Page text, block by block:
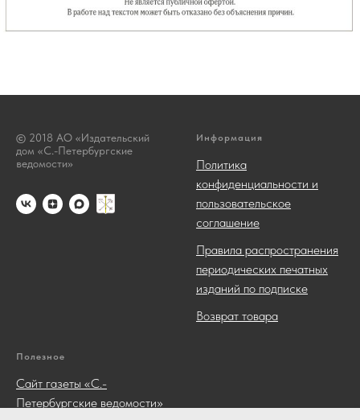
© 2018 АО «Издательский
дом «С.-Петербургские
ведомости»
Информация
Политика
конфиденциальности и
пользовательское
соглашение
Правила распространения
периодических печатных
изданий по подписке
Возврат товара
Полезное
Сайт газеты «С.-
Петербургские ведомости»